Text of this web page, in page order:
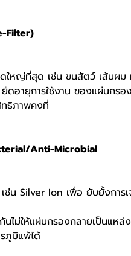
Filter)
ใหญ่ที่สุด เช่น ขนสัตว์ เส้นผ
ดอายุการใช้งาน ของแผ่นกรอ
ทธิภาพคงที่
Anti-Microbial
เช่น Silver Ion เพื่อ ยับยั้งกา
ไม่ให้แผ่นกรองกลายเป็นแหล่
รภูมิแพ้ได้